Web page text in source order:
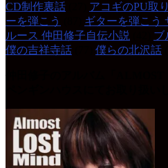
CD制作裏話
アコギのPU取
ーを弾こう
ギターを弾こう
ルース 仲田修子自伝小説
ブ
僕の吉祥寺話
僕らの北沢話